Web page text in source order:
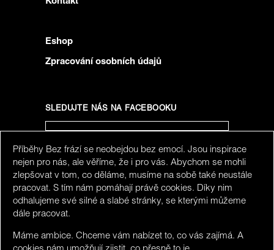
Eshop
Zpracování osobních údajů
SLEDUJTE NÁS NA FACEBOOKU
SLEDUJTE NÁS NA INSTAGRAMU
Příběhy Bez frází se neobejdou bez emocí. Jsou inspirace
nejen pro nás, ale věříme, že i pro vás. Abychom se mohli
zlepšovat v tom, co děláme, musíme na sobě také neustále
pracovat. S tím nám pomáhají právě cookies. Díky nim
odhalujeme své silné a slabé stránky, se kterými můžeme
dále pracovat.
Máme ambice. Chceme vám nabízet to, co vás zajímá. A